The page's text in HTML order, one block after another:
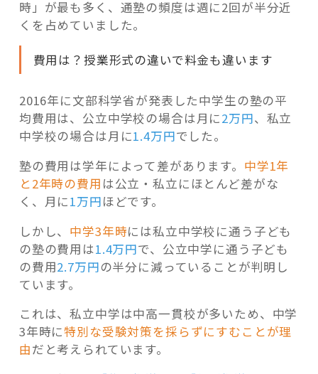
時」が最も多く、通塾の頻度は週に2回が半分近
くを占めていました。
費用は？授業形式の違いで料金も違います
2016年に文部科学省が発表した中学生の塾の平
均費用は、公立中学校の場合は月に2万円、私立
中学校の場合は月に1.4万円でした。
塾の費用は学年によって差があります。 中学1年
と2年時の費用 は公立・私立にほとんど差がな
く、月に1万円ほどです。
しかし、 中学3年時には私立中学校に通う子ども
の塾の費用は1.4万円で、公立中学に通う子ども
の費用2.7万円の半分に減っていることが判明し
ています。
これは、私立中学は中高一貫校が多いため、中学
3年時に特別な受験対策を採らずにすむことが理
由だと考えられています。